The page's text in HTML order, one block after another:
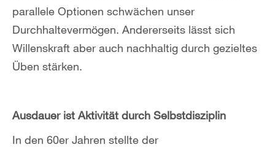
parallele Optionen schwächen unser
Durchhaltevermögen. Andererseits lässt sich
Willenskraft aber auch nachhaltig durch gezieltes
Üben stärken.
Ausdauer ist Aktivität durch Selbstdisziplin
In den 60er Jahren stellte der